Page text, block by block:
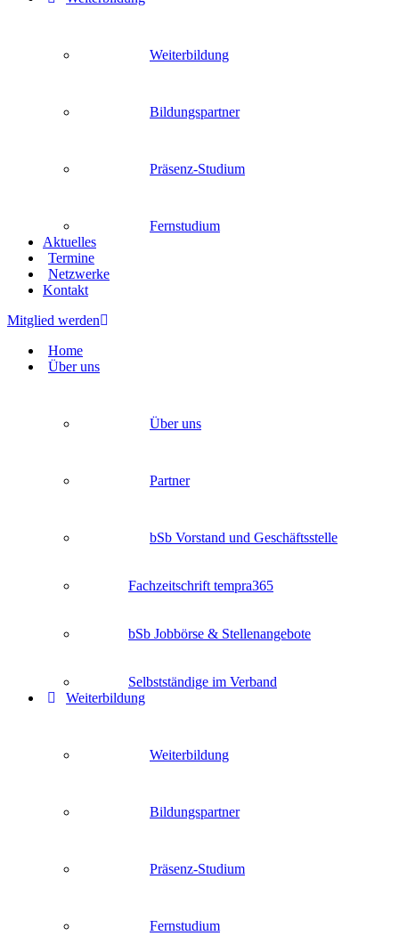
Weiterbildung
Bildungspartner
Präsenz-Studium
Fernstudium
Aktuelles
Termine
Netzwerke
Kontakt
Mitglied werden
Home
Über uns
Über uns
Partner
bSb Vorstand und Geschäftsstelle
Fachzeitschrift tempra365
bSb Jobbörse & Stellenangebote
Selbstständige im Verband
Weiterbildung
Weiterbildung
Bildungspartner
Präsenz-Studium
Fernstudium